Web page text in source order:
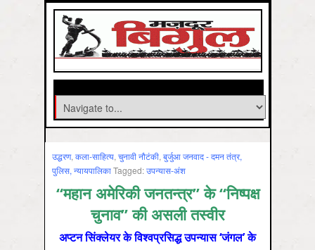
उद्धरण, कला-साहित्‍य, चुनावी नौटंकी, बुर्जुआ जनवाद - दमन तंत्र,
पुलिस, न्‍यायपालिकाTagged:उपन्यास-अंश
“महान अमेरिकी जनतन्‍त्र” के “निष्पक्ष
चुनाव” की असली तस्वीर
अप्टन सिंक्लेयर के विश्वप्रसिद्ध उपन्यास ‘जंगल’ के